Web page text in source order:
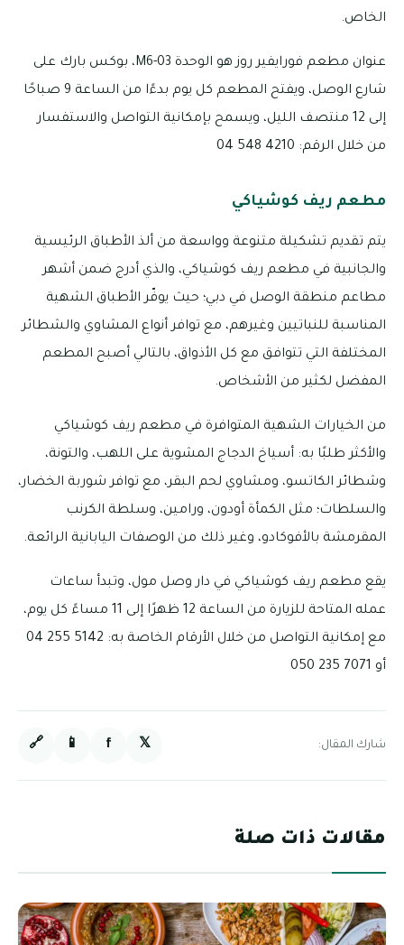
الخاص.
عنوان مطعم فورايفير روز هو الوحدة M6-03، بوكس بارك على
شارع الوصل، ويفتح المطعم كل يوم بدءًا من الساعة 9 صباحًا
إلى 12 منتصف الليل، ويسمح بإمكانية التواصل والاستفسار
من خلال الرقم: 4210 548 04
مطعم ريف كوشياكي
يتم تقديم تشكيلة متنوعة وواسعة من ألذ الأطباق الرئيسية
والجانبية في مطعم ريف كوشياكي، والذي أدرج ضمن أشهر
مطاعم منطقة الوصل في دبي؛ حيث يوفّر الأطباق الشهية
المناسبة للنباتيين وغيرهم، مع توافر أنواع المشاوي والشطائر
المختلفة التي تتوافق مع كل الأذواق، بالتالي أصبح المطعم
المفضل لكثير من الأشخاص.
من الخيارات الشهية المتوافرة في مطعم ريف كوشياكي
والأكثر طلبًا به: أسياخ الدجاج المشوية على اللهب، والتونة،
وشطائر الكاتسو، ومشاوي لحم البقر، مع توافر شوربة الخضار،
والسلطات؛ مثل الكمأة أودون، ورامين، وسلطة الكرنب
المقرمشة بالأفوكادو، وغير ذلك من الوصفات اليابانية الرائعة.
يقع مطعم ريف كوشياكي في دار وصل مول، وتبدأ ساعات
عمله المتاحة للزيارة من الساعة 12 ظهرًا إلى 11 مساءً كل يوم،
مع إمكانية التواصل من خلال الأرقام الخاصة به: 5142 255 04
أو 7071 235 050
شارك المقال: 𝕏
f
📱
🔗
مقالات ذات صلة